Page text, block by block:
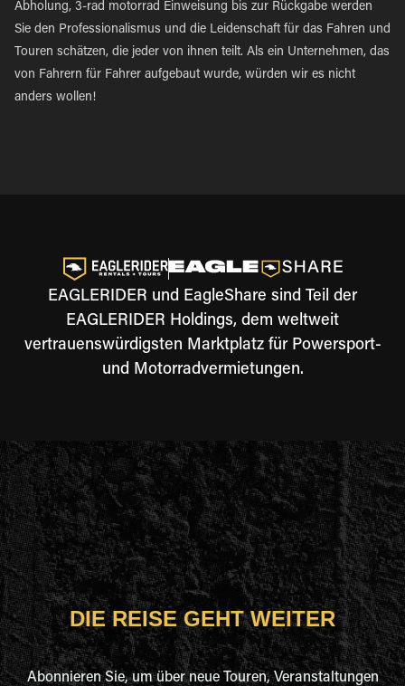
Abholung, 3-rad motorrad Einweisung bis zur Rückgabe werden
Sie den Professionalismus und die Leidenschaft für das Fahren und
Touren schätzen, die jeder von ihnen teilt. Als ein Unternehmen, das
von Fahrern für Fahrer aufgebaut wurde, würden wir es nicht
anders wollen!
EAGLERIDER und EagleShare sind Teil der
EAGLERIDER Holdings, dem weltweit
vertrauenswürdigsten Marktplatz für Powersport-
und Motorradvermietungen.
DIE REISE GEHT WEITER
Abonnieren Sie, um über neue Touren, Veranstaltungen